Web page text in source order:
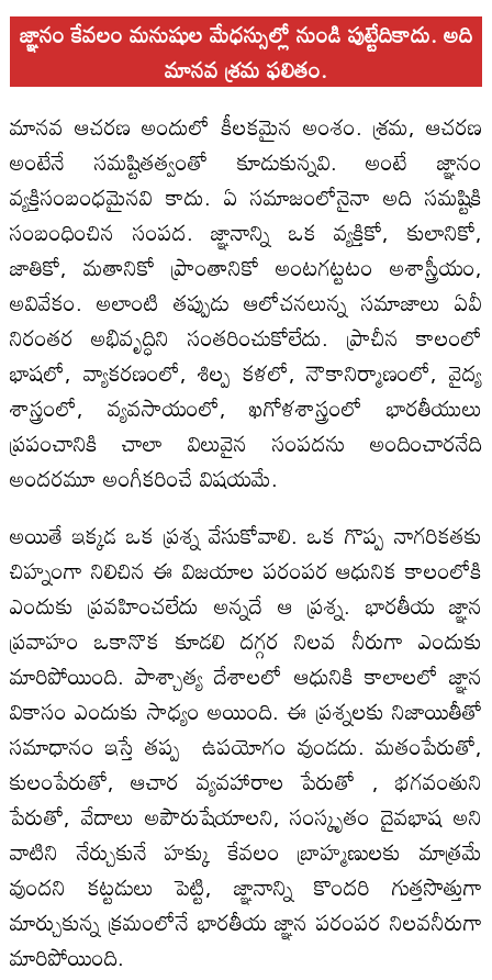
జ్ఞానం కేవలం మనుషుల మేధస్సుల్లో నుండి పుట్టేదికాదు. అది
మానవ శ్రమ ఫలితం.
మానవ ఆచరణ అందులో కీలకమైన అంశం. శ్రమ, ఆచరణ
అంటేనే సమష్టితత్వంతో కూడుకున్నవి. అంటే జ్ఞానం
వ్యక్తిసంబంధమైనవి కాదు. ఏ సమాజంలోనైనా అది సమష్టికి
సంబంధించిన సంపద. జ్ఞానాన్ని ఒక వ్యక్తికో, కులానికో,
జాతికో, మతానికో ప్రాంతానికో అంటగట్టటం అశాస్త్రీయం,
అవివేకం. అలాంటి తప్పుడు ఆలోచనలున్న సమాజాలు ఏవీ
నిరంతర అభివృద్ధిని సంతరించుకోలేదు. ప్రాచీన కాలంలో
భాషలో, వ్యాకరణంలో, శిల్ప కళలో, నౌకానిర్మాణంలో, వైద్య
శాస్త్రంలో, వ్యవసాయంలో, ఖగోళశాస్త్రంలో భారతీయులు
ప్రపంచానికి చాలా విలువైన సంపదను అందించారనేది
అందరమూ అంగీకరించే విషయమే.
అయితే ఇక్కడ ఒక ప్రశ్న వేసుకోవాలి. ఒక గొప్ప నాగరికతకు
చిహ్నంగా నిలిచిన ఈ విజయాల పరంపర ఆధునిక కాలంలోకి
ఎందుకు ప్రవహించలేదు అన్నదే ఆ ప్రశ్న. భారతీయ జ్ఞాన
ప్రవాహం ఒకానొక కూడలి దగ్గర నిలవ నీరుగా ఎందుకు
మారిపోయింది. పాశ్చాత్య దేశాలలో ఆధునికి కాలాలలో జ్ఞాన
వికాసం ఎందుకు సాధ్యం అయింది. ఈ ప్రశ్నలకు నిజాయితీతో
సమాధానం ఇస్తే తప్ప ఉపయోగం వుండదు. మతంపేరుతో,
కులంపేరుతో, ఆచార వ్యవహారాల పేరుతో , భగవంతుని
పేరుతో, వేదాలు అపౌరుషేయాలని, సంస్కృతం దైవభాష అని
వాటిని నేర్చుకునే హక్కు కేవలం బ్రాహ్మణులకు మాత్రమే
వుందని కట్టడులు పెట్టి, జ్ఞానాన్ని కొందరి గుత్తసొత్తుగా
మార్చుకున్న క్రమంలోనే భారతీయ జ్ఞాన పరంపర నిలవనీరుగా
మారిపోయింది.